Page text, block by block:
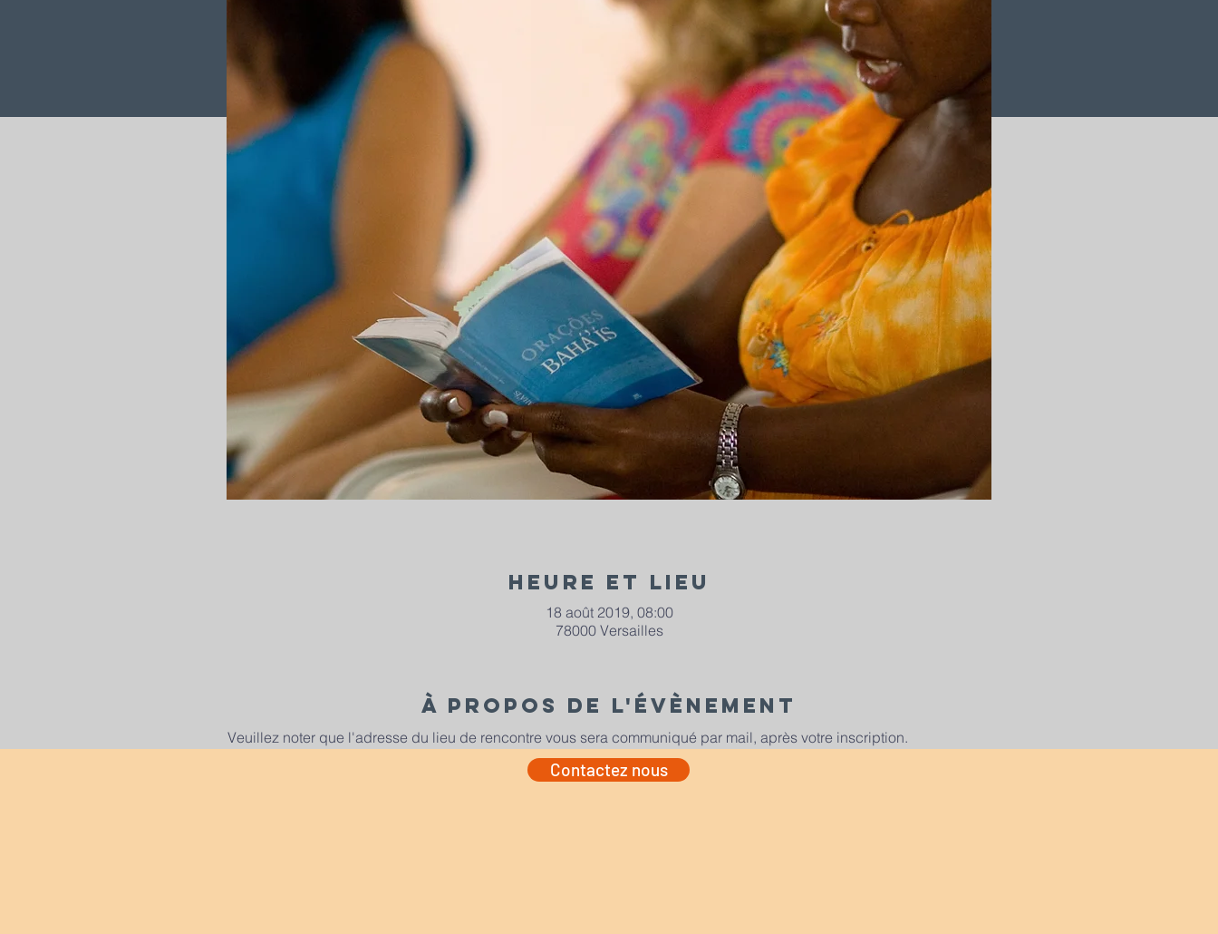
Heure et lieu
18 août 2019, 08:00
78000 Versailles
À propos de l'évènement
Veuillez noter que l'adresse du lieu de rencontre vous sera communiqué par mail, après votre inscription.
Contactez nous